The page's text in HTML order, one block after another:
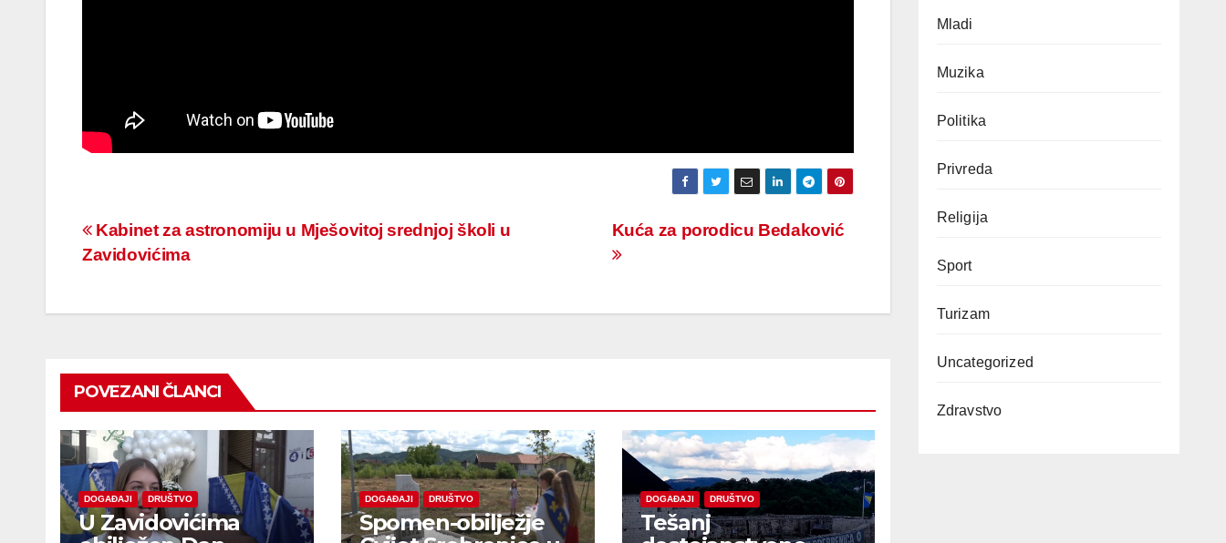
Navigacija
Kuća za porodicu Bedaković
Kabinet za astronomiju u Mješovitoj srednjoj školi u
Zavidovićima
POVEZANI ČLANCI
DOGAĐAJI DRUŠTVO
U Zavidovićima
DOGAĐAJI DRUŠTVO
Spomen-obilježje
DOGAĐAJI DRUŠTVO
Tešanj
Mladi
Muzika
Politika
Privreda
Religija
Sport
Turizam
Uncategorized
Zdravstvo